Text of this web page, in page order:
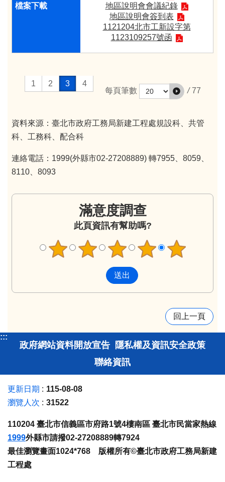
地區說明會會議紀錄
地區說明會簽到表
1121204北市工新設字第
1123109257號函
1 2 3
4
每頁筆數
/ 77
資料來源：臺北市政府工務局新建工程處規設科、共管
科、工務科、配合科
連絡電話：1999(外縣市02-27208889) 轉7955、8059、
8110、8093
滿意度調查
此頁資訊有幫助嗎?
回上一頁
:::
政府網站資料開放宣告 隱私權及資訊安全政策
聯絡資訊
更新日期
115-08-08
瀏覽人次
31522
110204 臺北市信義區市府路1號4樓南區 臺北市民當家熱線
1999外縣市請撥02-27208889轉7924
最佳瀏覽畫面1024*768 版權所有©臺北市政府工務局新建
工程處